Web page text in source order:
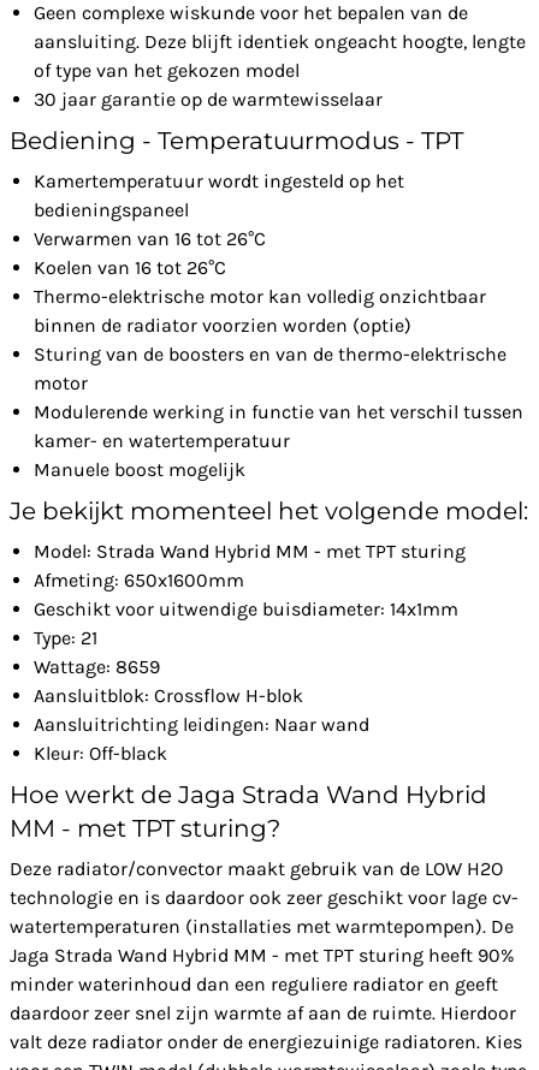
Geen complexe wiskunde voor het bepalen van de
aansluiting. Deze blijft identiek ongeacht hoogte, lengte
of type van het gekozen model
30 jaar garantie op de warmtewisselaar
Bediening - Temperatuurmodus - TPT
Kamertemperatuur wordt ingesteld op het
bedieningspaneel
Verwarmen van 16 tot 26°C
Koelen van 16 tot 26°C
Thermo-elektrische motor kan volledig onzichtbaar
binnen de radiator voorzien worden (optie)
Sturing van de boosters en van de thermo-elektrische
motor
Modulerende werking in functie van het verschil tussen
kamer- en watertemperatuur
Manuele boost mogelijk
Je bekijkt momenteel het volgende model:
Model: Strada Wand Hybrid MM - met TPT sturing
Afmeting: 650x1600mm
Geschikt voor uitwendige buisdiameter: 14x1mm
Type: 21
Wattage: 8659
Aansluitblok: Crossflow H-blok
Aansluitrichting leidingen: Naar wand
Kleur: Off-black
Hoe werkt de Jaga Strada Wand Hybrid
MM - met TPT sturing?
Deze radiator/convector maakt gebruik van de LOW H2O
technologie en is daardoor ook zeer geschikt voor lage cv-
watertemperaturen (installaties met warmtepompen). De
Jaga Strada Wand Hybrid MM - met TPT sturing heeft 90%
minder waterinhoud dan een reguliere radiator en geeft
daardoor zeer snel zijn warmte af aan de ruimte. Hierdoor
valt deze radiator onder de energiezuinige radiatoren. Kies